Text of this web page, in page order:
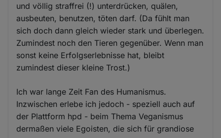
und völlig straffrei (!) unterdrücken, quälen,
ausbeuten, benutzen, töten darf. (Da fühlt man
sich doch dann gleich wieder stark und überlegen.
Zumindest noch den Tieren gegenüber. Wenn man
sonst keine Erfolgserlebnisse hat, bleibt
zumindest dieser kleine Trost.)
Ich war lange Zeit Fan des Humanismus.
Inzwischen erlebe ich jedoch - speziell auch auf
der Plattform hpd - beim Thema Veganismus
dermaßen viele Egoisten, die sich für grandiose